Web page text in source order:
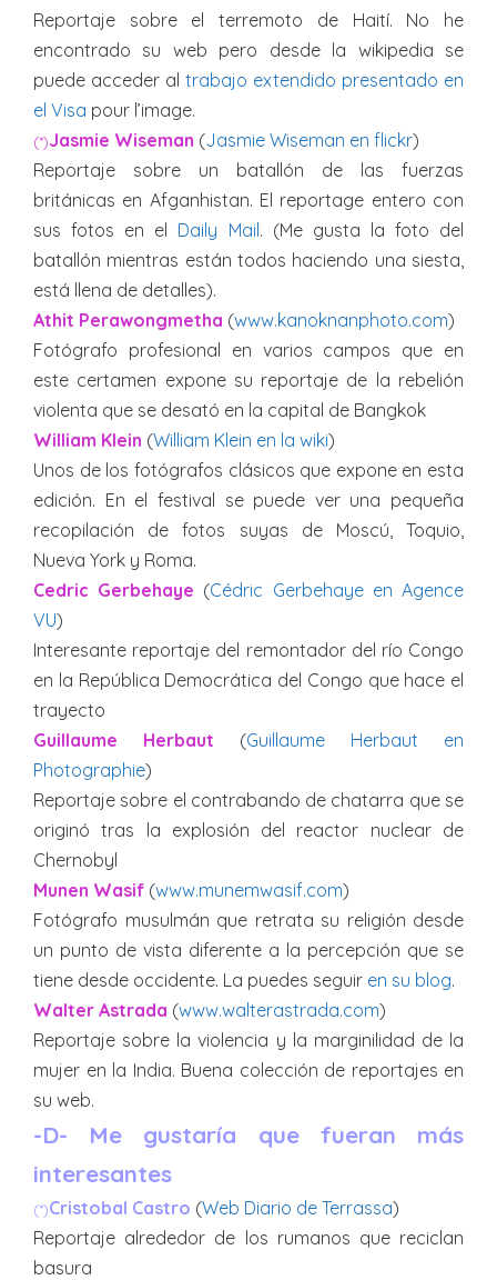
Reportaje sobre el terremoto de Haití. No he
encontrado su web pero desde la wikipedia se
puede acceder al trabajo extendido presentado en
el Visa pour l’image.
(*)Jasmie Wiseman (Jasmie Wiseman en flickr)
Reportaje sobre un batallón de las fuerzas
británicas en Afganhistan. El reportage entero con
sus fotos en el Daily Mail. (Me gusta la foto del
batallón mientras están todos haciendo una siesta,
está llena de detalles).
Athit Perawongmetha (www.kanoknanphoto.com)
Fotógrafo profesional en varios campos que en
este certamen expone su reportaje de la rebelión
violenta que se desató en la capital de Bangkok
William Klein (William Klein en la wiki)
Unos de los fotógrafos clásicos que expone en esta
edición. En el festival se puede ver una pequeña
recopilación de fotos suyas de Moscú, Toquio,
Nueva York y Roma.
Cedric Gerbehaye (Cédric Gerbehaye en Agence
VU)
Interesante reportaje del remontador del río Congo
en la República Democrática del Congo que hace el
trayecto
Guillaume Herbaut (Guillaume Herbaut en
Photographie)
Reportaje sobre el contrabando de chatarra que se
originó tras la explosión del reactor nuclear de
Chernobyl
Munen Wasif (www.munemwasif.com)
Fotógrafo musulmán que retrata su religión desde
un punto de vista diferente a la percepción que se
tiene desde occidente. La puedes seguir en su blog.
Walter Astrada (www.walterastrada.com)
Reportaje sobre la violencia y la marginilidad de la
mujer en la India. Buena colección de reportajes en
su web.
-D- Me gustaría que fueran más
interesantes
(*)Cristobal Castro (Web Diario de Terrassa)
Reportaje alrededor de los rumanos que reciclan
basura